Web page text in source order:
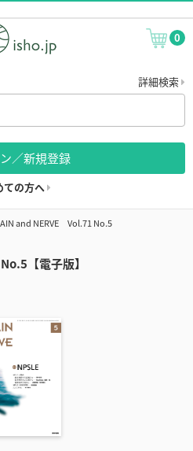
0
詳細検索
／新規登録
ての方へ
and NERVE Vol.71 No.5
【電子版】